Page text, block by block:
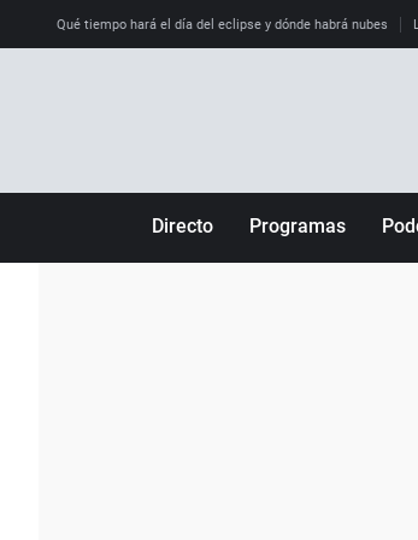
Qué tiempo hará el día del eclipse y dónde habrá nubes
Directo Programas